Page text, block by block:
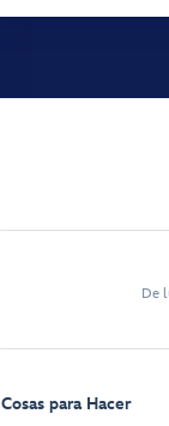
De
Cosas para Hacer